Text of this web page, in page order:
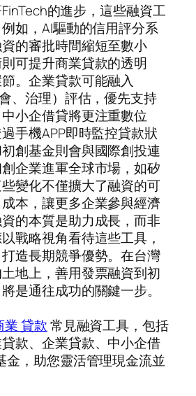
的進步，這些融資工
如，AI驅動的信用評分系
的審批時間縮短至數小
可提升商業貸款的透明
。企業貸款可能融入
、治理）評估，優先支持
小企借貸將更注重數位
手機APP即時監控貸款狀
創基金則會與國際創投連
企業進軍全球市場，如矽
變化不僅擴大了融資的可
本，讓更多企業參與經濟
的本質是助力成長，而非
戰略視角看待這些工具，
造長期競爭優勢。在台灣
地上，善用發票融資到初
是通往成功的關鍵一步。
業 貸款常見融資工具，包括
款、企業貸款、中小企借
金，助您靈活管理現金流並